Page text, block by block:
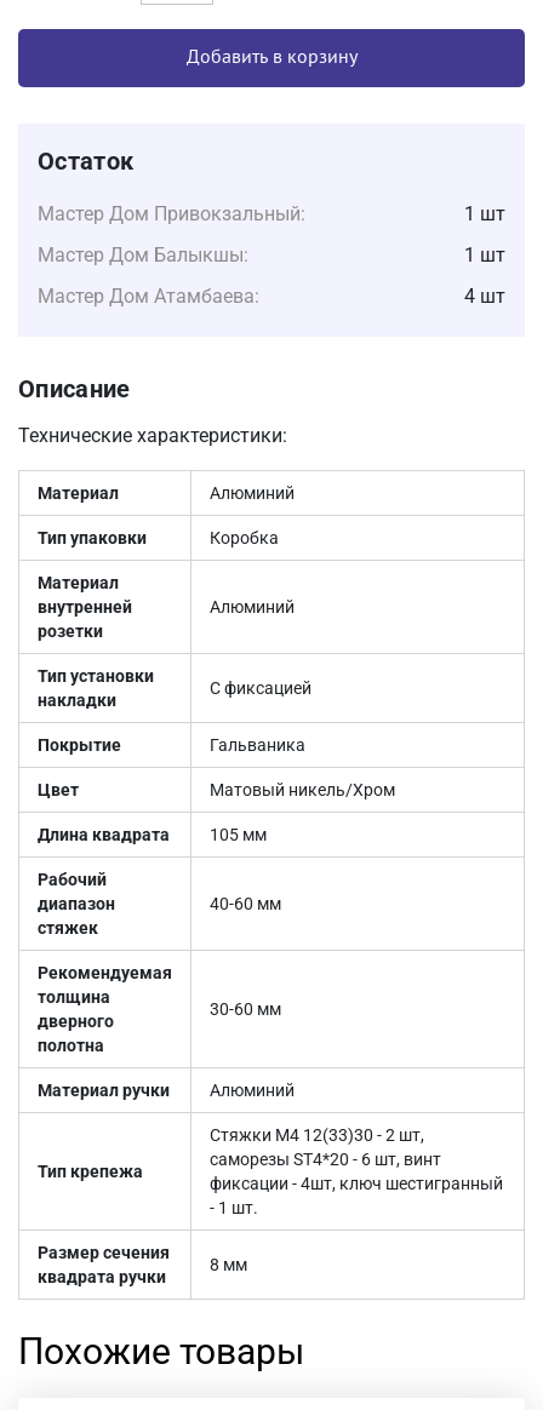
Добавить в корзину
Остаток
Мастер Дом Привокзальный:
1 шт
Мастер Дом Балыкшы:
1 шт
Мастер Дом Атамбаева:
4 шт
Описание
Технические характеристики:
Материал Алюминий
Тип упаковки Коробка
Материал
внутренней
розетки
Алюминий
Тип установки
накладки
С фиксацией
Покрытие Гальваника
Цвет Матовый никель/Хром
Длина квадрата 105 мм
Рабочий
диапазон
стяжек
40-60 мм
Рекомендуемая
толщина
дверного
полотна
30-60 мм
Материал ручки Алюминий
Тип крепежа
Стяжки M4 12(33)30 - 2 шт,
саморезы SТ4*20 - 6 шт, винт
фиксации - 4шт, ключ шестигранный
- 1 шт.
Размер сечения
квадрата ручки
8 мм
Похожие товары